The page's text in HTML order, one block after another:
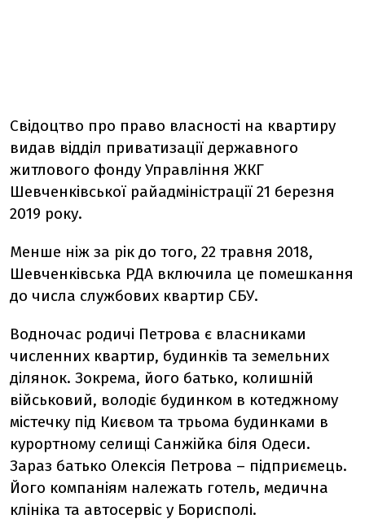
Свідоцтво про право власності на квартиру
видав відділ приватизації державного
житлового фонду Управління ЖКГ
Шевченківської райадміністрації 21 березня
2019 року.
Менше ніж за рік до того, 22 травня 2018,
Шевченківська РДА включила це помешкання
до числа службових квартир СБУ.
Водночас родичі Петрова є власниками
численних квартир, будинків та земельних
ділянок. Зокрема, його батько, колишній
військовий, володіє будинком в котеджному
містечку під Києвом та трьома будинками в
курортному селищі Санжійка біля Одеси.
Зараз батько Олексія Петрова – підприємець.
Його компаніям належать готель, медична
клініка та автосервіс у Борисполі.